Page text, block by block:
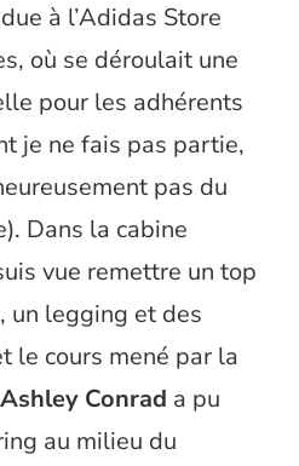
à l’Adidas Store
où se déroulait une
pour les adhérents
je ne fais pas partie,
pas du
Dans la cabine
vue remettre un top
un legging et des
le cours mené par la
Ashley Conrad a pu
au milieu du